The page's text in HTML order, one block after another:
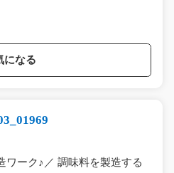
になる
ワーク♪／ 調味料を製造する